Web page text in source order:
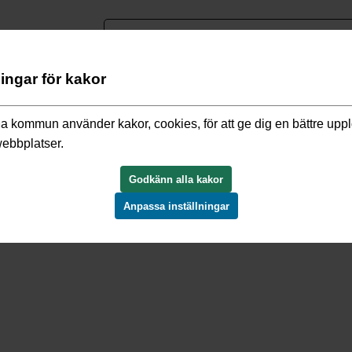
detaljplaner/Gällande detaljplaner/Nyby D20041203
för kakor
kommun använder kakor, cookies, för att ge dig en bättre
Godkänn alla kakor
Anpassa inställningar